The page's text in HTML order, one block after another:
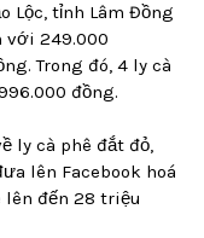
Lộc, tỉnh Lâm Đồng
với 249.000
Trong đó, 4 ly cà
đồng.
ly cà phê đắt đỏ,
lên Facebook hoá
đến 28 triệu